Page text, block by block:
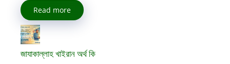
Read more
জাযাকাল্লাহ খাইরান অর্থ কি